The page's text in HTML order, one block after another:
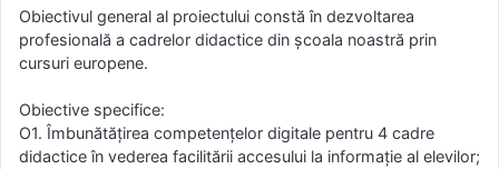
Obiectivul general al proiectului constă în dezvoltarea
profesională a cadrelor didactice din școala noastră prin
cursuri europene.
Obiective specifice:
O1. Îmbunătățirea competențelor digitale pentru 4 cadre
didactice în vederea facilitării accesului la informație al elevilor;